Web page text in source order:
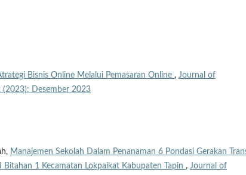
Bisnis Online Melalui Pemasaran Online , Journal of
(2023): Desember 2023
Manajemen Sekolah Dalam Penanaman 6 Pondasi Gerakan
1 Kecamatan Lokpaikat Kabupaten Tapin , Journal of